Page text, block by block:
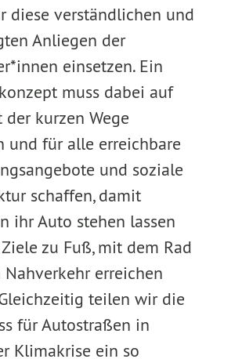
diese verständlichen und
Anliegen der
einsetzen. Ein
muss dabei auf
der kurzen Wege
und für alle erreichbare
und soziale
schaffen, damit
ihr Auto stehen lassen
zu Fuß, mit dem Rad
Nahverkehr erreichen
teilen wir die
für Autostraßen in
Klimakrise ein so